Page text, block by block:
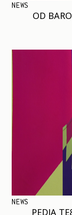
NEWS
OD
NEWS
PEDJA